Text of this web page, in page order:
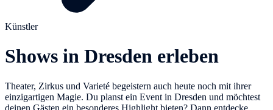
Künstler
Shows in Dresden erleben
Theater, Zirkus und Varieté begeistern auch heute noch mit ihrer
einzigartigen Magie. Du planst ein Event in Dresden und möchtest
deinen Gästen ein besonderes Highlight bieten? Dann entdecke